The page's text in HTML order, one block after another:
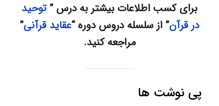
برای کسب اطلاعات بیشتر به درس ”توحید
در قرآن” از سلسله دروس دوره “عقاید قرآنی”
مراجعه کنید.
پی نوشت ها